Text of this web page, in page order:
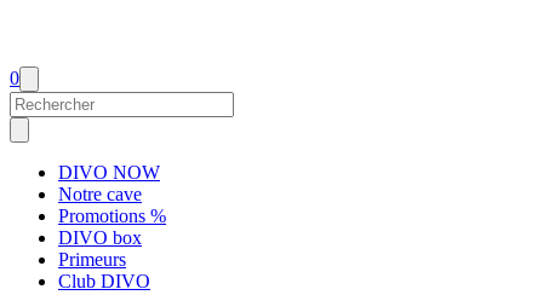
0
DIVO NOW
Notre cave
Promotions %
DIVO box
Primeurs
Club DIVO